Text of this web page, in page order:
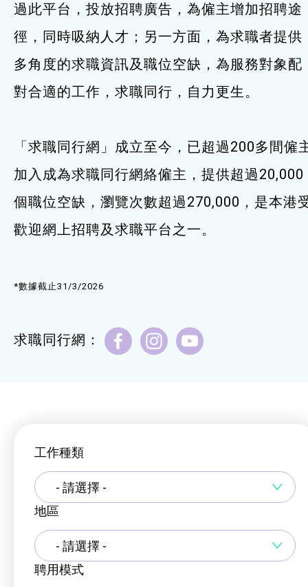
最新消息
服務單位及聯絡
過此平台，投放招聘廣告，為僱主增加招聘途
徑，同時吸納人才；另一方面，為求職者提供
多角度的求職資訊及職位空缺，為服務對象配
對合適的工作，求職同行，自力更生。
「求職同行網」成立至今，已超過200多間僱
加入成為求職同行網絡僱主，提供超過20,000
個職位空缺，瀏覽次數超過270,000，是本港
歡迎網上招聘及求職平台之一。
*數據截止31/3/2026
求職同行網：
工作種類
- 請選擇 -
地區
- 請選擇 -
聘用模式